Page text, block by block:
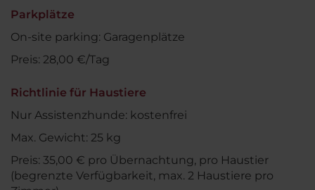
Parkplätze
On-site parking: Garagenplätze
Preis: 28,00 €/Tag
Richtlinie für Haustiere
Nur Assistenzhunde: kostenfrei
Max. Gewicht: 25 kg
Preis: 35,00 € pro Übernachtung, pro Haustier
(begrenzte Verfügbarkeit, max. 2 Haustiere pro